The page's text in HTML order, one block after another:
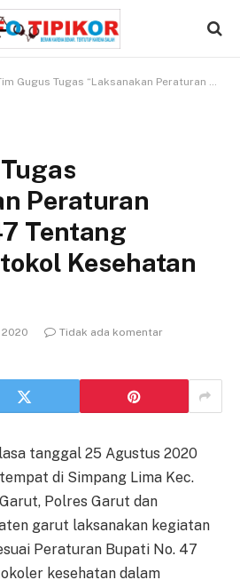
Gugus Tugas “Laksanakan Peraturan Bupati No 47 Tentang Disiplin Protokol Kesehatan Covid19”
Peraturan
Tentang
Kesehatan
Tidak ada komentar
tanggal 25 Agustus 2020
di Simpang Lima Kec.
Polres Garut dan
garut laksanakan kegiatan
Peraturan Bupati No. 47
kesehatan dalam